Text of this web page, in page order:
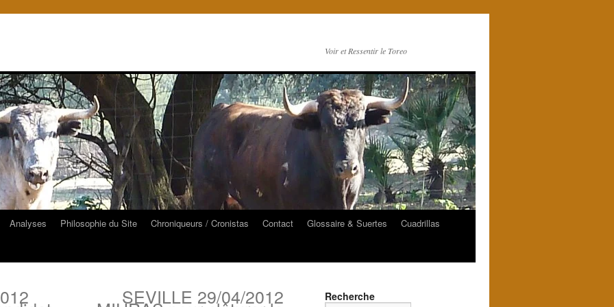
Voir et Ressentir le Toreo
Analyses Philosophie du Site Chroniqueurs / Cronistas Contact Glossaire & Suertes
Cuadrillas
SEVILLE 29/04/2012 Recherche